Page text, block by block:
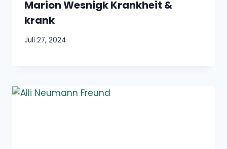
Marion Wesnigk Krankheit &
krank
Juli 27, 2024